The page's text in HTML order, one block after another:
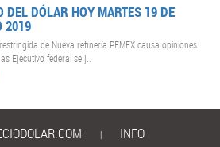
DEL DÓLAR HOY MARTES 19 DE
2019
de Nueva refinería PEMEX causa opiniones
Ejecutivo federal se j..
| INFO